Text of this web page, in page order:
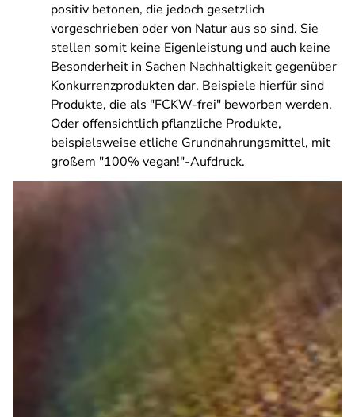
positiv betonen, die jedoch gesetzlich
vorgeschrieben oder von Natur aus so sind. Sie
stellen somit keine Eigenleistung und auch keine
Besonderheit in Sachen Nachhaltigkeit gegenüber
Konkurrenzprodukten dar. Beispiele hierfür sind
Produkte, die als "FCKW-frei" beworben werden.
Oder offensichtlich pflanzliche Produkte,
beispielsweise etliche Grundnahrungsmittel, mit
großem "100% vegan!"-Aufdruck.